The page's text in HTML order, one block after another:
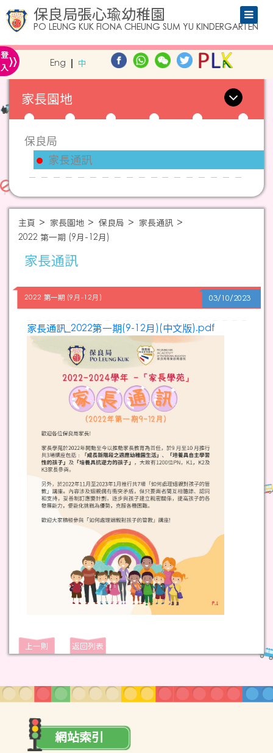
保良局張心瑜幼稚園
PO LEUNG KUK FIONA CHEUNG SUM YU KINDERGARTEN
登
入» Eng 中
家長園地
保良局
家長通訊
主頁 家長園地 保良局
家長通訊
2022 第一期 (9月-12月)
家長通訊
2022 第一期 (9月-12月) 03/10/2023
家長通訊_2022第一期(9-12月)(中文版).pdf
上一則 返回列表
網站索引